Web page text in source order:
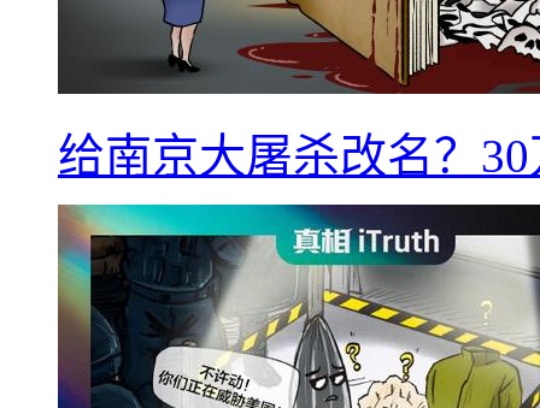
给南京大屠杀改名？